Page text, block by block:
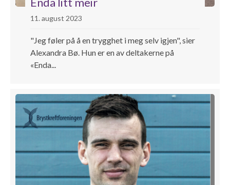
11. august 2023
"Jeg føler på å en trygghet i meg selv igjen", sier
Alexandra Bø. Hun er en av deltakerne på
«Enda...